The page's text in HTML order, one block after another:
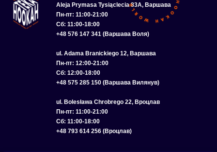
Aleja Prymasa Tysiąclecia 83A, Варшава
Пн-пт: 11:00-21:00
Сб: 11:00-18:00
+48 576 147 341 (Варшава Воля)
ul. Adama Branickiego 12, Варшава
Пн-пт: 12:00-21:00
Сб: 12:00-18:00
+48 575 285 150 (Варшава Вилянув)
ul. Bolesława Chrobrego 22, Вроцлав
Пн-пт: 11:00-21:00
Сб: 11:00-18:00
+48 793 614 256 (Вроцлав)